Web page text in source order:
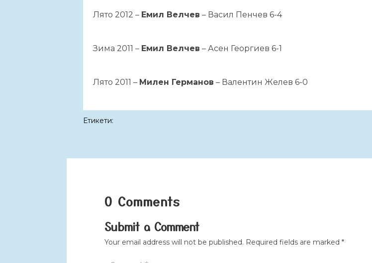
Лято 2012 – Емил Велчев – Васил Пенчев 6-4
Зима 2011 – Емил Велчев – Асен Георгиев 6-1
Лято 2011 – Милен Германов – Валентин Желев 6-0
Етикети:
0 Comments
Submit a Comment
Your email address will not be published. Required fields are marked *